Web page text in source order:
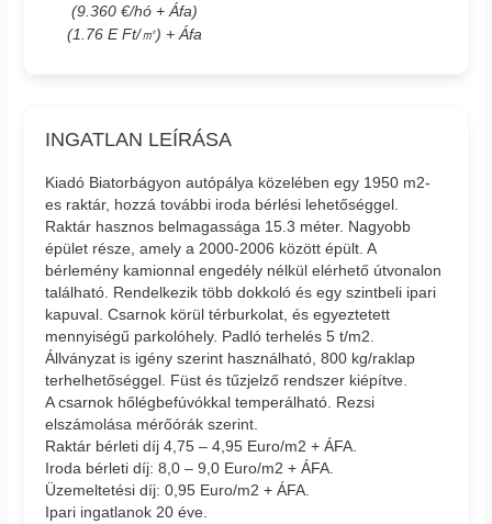
(9.360 €/hó + Áfa)
(1.76 E Ft/㎡) + Áfa
INGATLAN LEÍRÁSA
Kiadó Biatorbágyon autópálya közelében egy 1950 m2-
es raktár, hozzá további iroda bérlési lehetőséggel.
Raktár hasznos belmagassága 15.3 méter. Nagyobb
épület része, amely a 2000-2006 között épült. A
bérlemény kamionnal engedély nélkül elérhető útvonalon
található. Rendelkezik több dokkoló és egy szintbeli ipari
kapuval. Csarnok körül térburkolat, és egyeztetett
mennyiségű parkolóhely. Padló terhelés 5 t/m2.
Állványzat is igény szerint használható, 800 kg/raklap
terhelhetőséggel. Füst és tűzjelző rendszer kiépítve.
A csarnok hőlégbefúvókkal temperálható. Rezsi
elszámolása mérőórák szerint.
Raktár bérleti díj 4,75 – 4,95 Euro/m2 + ÁFA.
Iroda bérleti díj: 8,0 – 9,0 Euro/m2 + ÁFA.
Üzemeltetési díj: 0,95 Euro/m2 + ÁFA.
Ipari ingatlanok 20 éve.